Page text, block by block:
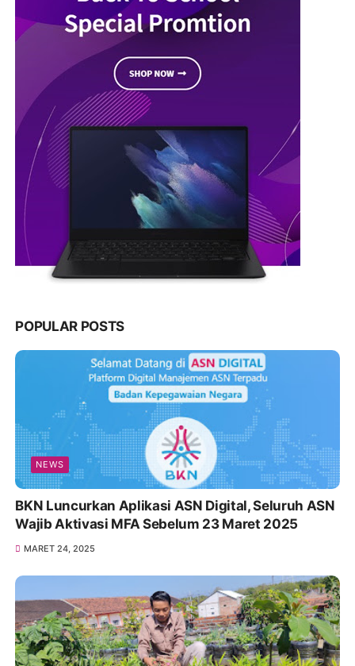
POPULAR POSTS
NEWS
BKN Luncurkan Aplikasi ASN Digital, Seluruh ASN
Wajib Aktivasi MFA Sebelum 23 Maret 2025
MARET 24, 2025